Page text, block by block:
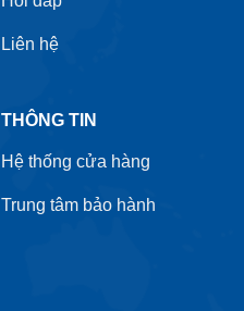
Liên hệ
THÔNG TIN
Hệ thống cửa hàng
Trung tâm bảo hành